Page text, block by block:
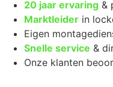
20 jaar ervaring &
Marktleider in
Eigen
Snelle service &
Onze klanten